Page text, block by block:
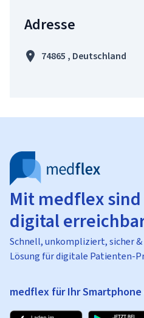
Adresse
74865 , Deutschland
Mit medflex
digital
Schnell, unkompliziert, sicher
Lösung für digitale Patienten-
medflex für Ihr